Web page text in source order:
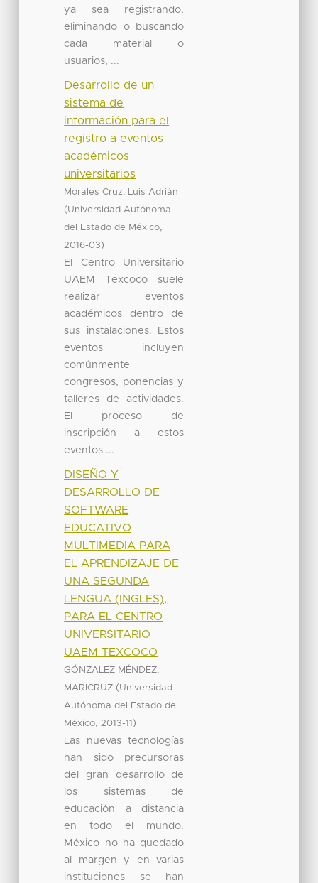
ya sea registrando,
eliminando o buscando
cada material o
usuarios, ...
Desarrollo de un
sistema de
información para el
registro a eventos
académicos
universitarios
Morales Cruz, Luis Adrián
(Universidad Autónoma
del Estado de México,
2016-03)
El Centro Universitario
UAEM Texcoco suele
realizar eventos
académicos dentro de
sus instalaciones. Estos
eventos incluyen
comúnmente
congresos, ponencias y
talleres de actividades.
El proceso de
inscripción a estos
eventos ...
DISEÑO Y
DESARROLLO DE
SOFTWARE
EDUCATIVO
MULTIMEDIA PARA
EL APRENDIZAJE DE
UNA SEGUNDA
LENGUA (INGLES),
PARA EL CENTRO
UNIVERSITARIO
UAEM TEXCOCO
GÓNZALEZ MÉNDEZ,
MARICRUZ (Universidad
Autónoma del Estado de
México, 2013-11 )
Las nuevas tecnologías
han sido precursoras
del gran desarrollo de
los sistemas de
educación a distancia
en todo el mundo.
México no ha quedado
al margen y en varias
instituciones se han